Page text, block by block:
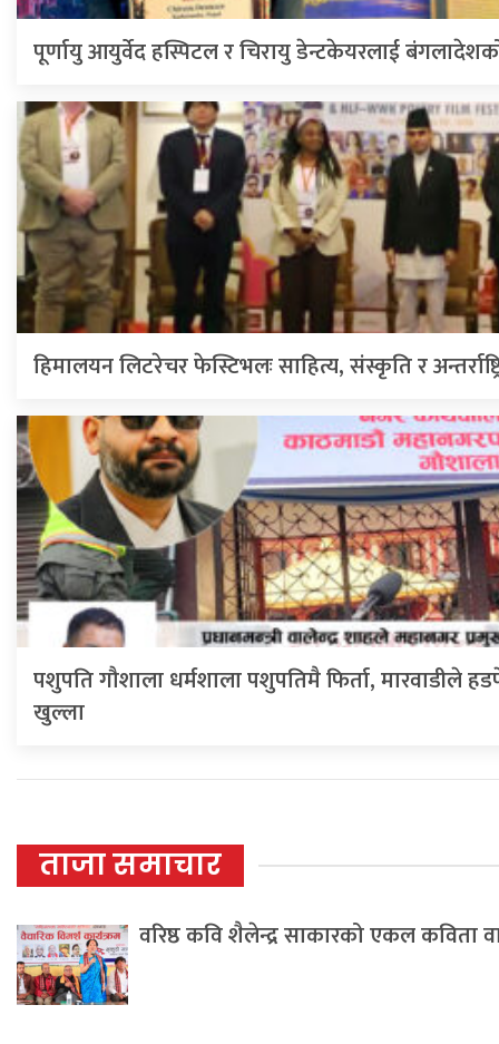
पूर्णायु आयुर्वेद हस्पिटल र चिरायु डेन्टकेयरलाई
हिमालयन लिटरेचर फेस्टिभलः साहित्य, संस्कृति र
पशुपति गौशाला धर्मशाला पशुपतिमै फिर्ता, मारवाडीले
खुल्ला
ताजा समाचार
वरिष्ठ कवि शैलेन्द्र साकारको एकल कविता